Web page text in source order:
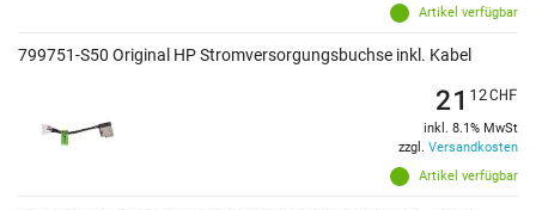
Artikel verfügbar
799751-S50 Original HP Stromversorgungsbuchse inkl. Kabel
Artikel verfügbar
21 12CHF
inkl. 8.1% MwSt
zzgl. Versandkosten